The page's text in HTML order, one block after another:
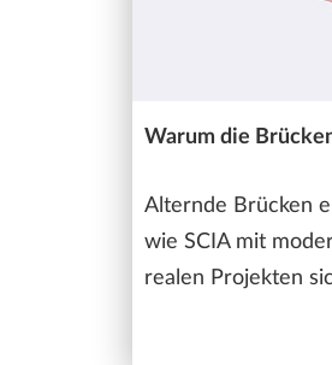
Warum die
Alternde Brücken
wie SCIA mit
realen Projekten